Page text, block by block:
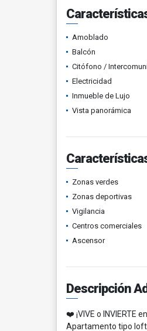
Amoblado
Balcón
Citófono /
Electricidad
Inmueble de Lujo
Vista panorámica
Zonas verdes
Zonas deportivas
Vigilancia
Centros comerciales
Ascensor
Descripción
❤️ ¡VIVE o INVIERTE
Apartamento tipo loft